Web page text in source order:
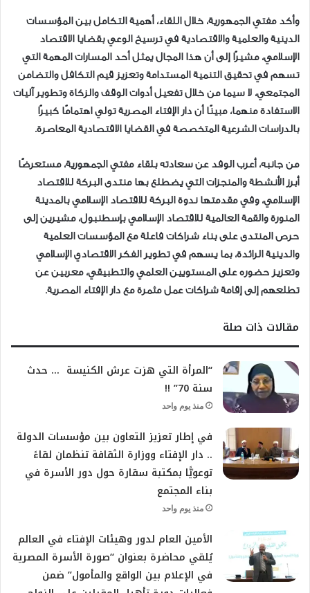
وأكد مفتي الجمهورية، خلال اللقاء، أهمية التكامل بين المؤسسات
الدينية والعلمية والاقتصادية في ترسيخ الوعي بقضايا الاقتصاد
الإسلامي، مشيرًا إلى أن هذا المجال يمثل أحد المسارات المهمة التي
تسهم في تحقيق التنمية المستدامة وتعزيز قيم التكافل والتضامن
المجتمعي، لا سيما من خلال تفعيل أدوات الوقف والزكاة وتطوير آليات
الاستفادة منهما، مبينًا أن دار الإفتاء المصرية تولي اهتمامًا كبيرًا
بالدراسات الشرعية المتخصصة في القضايا الاقتصادية المعاصرة.
من جانبه، أعرب الوفد عن سعادته بلقاء مفتي الجمهورية، مستعرضًا
أبرز الأنشطة والمنجزات التي يضطلع بها منتدى البركة للاقتصاد
الإسلامي، وفي مقدمتها ندوة البركة للاقتصاد الإسلامي بالمدينة
المنورة والقمة العالمية للاقتصاد الإسلامي بإسطنبول، مشيرين إلى
حرص المنتدى على بناء شراكات فاعلة مع المؤسسات العلمية
والدينية الرائدة، بما يسهم في تطوير الفكر الاقتصادي الإسلامي
وتعزيز حضوره على المستويين العلمي والتطبيقي، معربين عن
تطلعهم إلى إقامة شراكات عمل مثمرة مع دار الإفتاء المصرية.
مقالات ذات صلة
“المرأة التي هزت عرش الكنيسة … حدث
سنة 70” !!
منذ يوم واحد
في إطار تعزيز التعاون بين مؤسسات الدولة
.. دار الإفتاء ووزارة الثقافة تنظمان لقاءً
توعويًّا بمكتبة سقارة حول دور الأسرة في
بناء المجتمع
منذ يوم واحد
الأمين العام لدور وهيئات الإفتاء في العالم
يُلقي محاضرة بعنوان “صورة الأسرة المصرية
في الإعلام بين الواقع والمأمول” ضمن